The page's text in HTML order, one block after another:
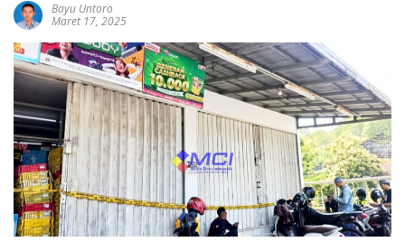
Bayu Untoro
Maret 17, 2025